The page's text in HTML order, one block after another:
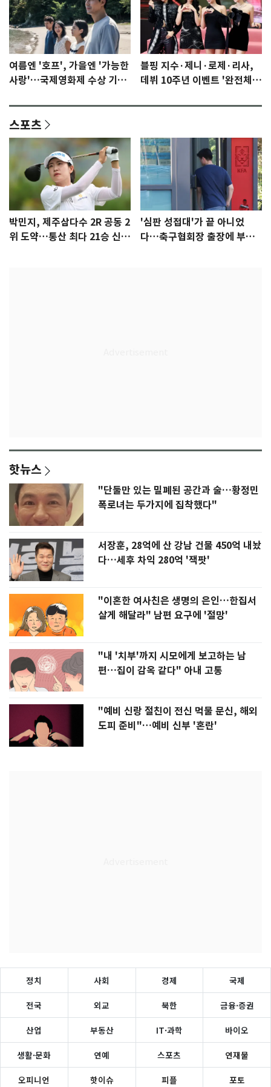
여름엔 '호프', 가을엔 '가능한
사랑'…국제영화제 수상 기대
블핑 지수·제니·로제·리사,
데뷔 10주년 이벤트 '완전체'
스포츠
박민지, 제주삼다수 2R 공동 2
위 도약…통산 최다 21승 신기
'심판 성접대'가 끝 아니었
다…축구협회장 출장에 부인
핫뉴스
"단둘만 있는 밀폐된 공간과 술…황정민
폭로녀는 두가지에 집착했다"
서장훈, 28억에 산 강남 건물 450억 내놨
다…세후 차익 280억 '잭팟'
"이혼한 여사친은 생명의 은인…한집서
살게 해달라" 남편 요구에 '절망'
"내 '치부'까지 시모에게 보고하는 남
편…집이 감옥 같다" 아내 고통
"예비 신랑 절친이 전신 먹물 문신, 해외
도피 준비"…예비 신부 '혼란'
정치 사회 경제 국제
전국 외교 북한 금융·증권
산업 부동산 IT·과학 바이오
생활·문화 연예 스포츠 연재물
오피니언 핫이슈 피플 포토